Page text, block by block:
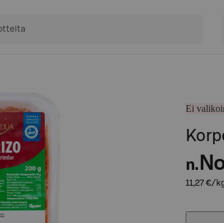
Ei
n.
11,27 €/